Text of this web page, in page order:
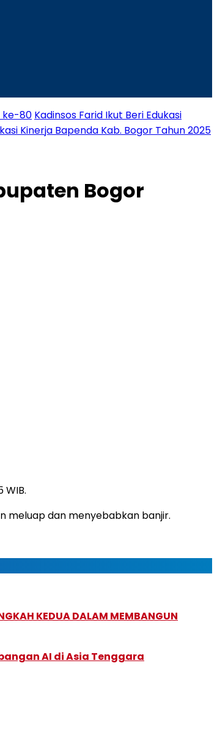
ke-80 Kadinsos Farid Ikut Beri Edukasi
Kinerja Bapenda Kab. Bogor Tahun 2025
Bogor
WIB.
meluap dan menyebabkan banjir.
KEDUA DALAM MEMBANGUN
AI di Asia Tenggara